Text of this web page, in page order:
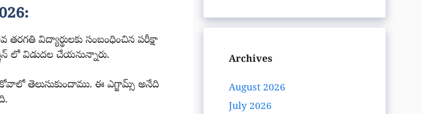
తరగతి విద్యార్థులకు సంబంధించిన పరీక్షా
లో విడుదల చేయనున్నారు.
తెలుసుకుందాము. ఈ ఎగ్జామ్స్ అనేది
Archives
August 2026
July 2026